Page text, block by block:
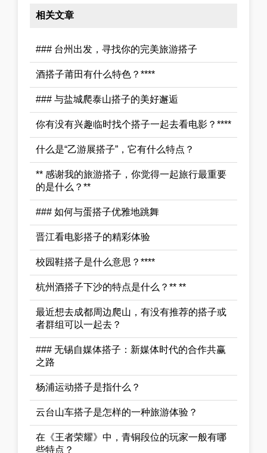
相关文章
### 台州出发，寻找你的完美旅游搭子
酒搭子莆田有什么特色？****
### 与盐城爬泰山搭子的美好邂逅
你有没有兴趣临时找个搭子一起去看电影？****
什么是“乙游展搭子”，它有什么特点？
** 感谢我的旅游搭子，你觉得一起旅行最重要
的是什么？**
### 如何与蛋搭子优雅地跳舞
晋江看电影搭子的精彩体验
校园鞋搭子是什么意思？****
杭州酒搭子下沙的特点是什么？** **
最近想去成都周边爬山，有没有推荐的搭子或
者群组可以一起去？
### 无锡自媒体搭子：新媒体时代的合作共赢
之路
杨浦运动搭子是指什么？
云台山车搭子是怎样的一种旅游体验？
在《王者荣耀》中，青铜段位的玩家一般有哪
些特点？